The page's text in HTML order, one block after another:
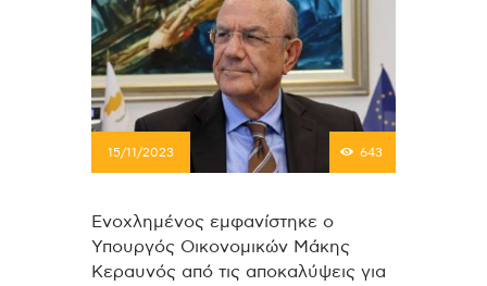
15/11/2023 643
Ενοχλημένος εμφανίστηκε ο
Υπουργός Οικονομικών Μάκης
Κεραυνός από τις αποκαλύψεις για